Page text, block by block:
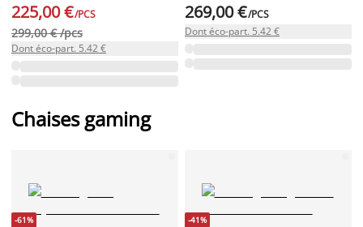
225,00 €/PCS
299,00 € /pcs
Dont éco-part. 5.42 €
269,00 €/PCS
Dont éco-part. 5.42 €
Chaises gaming
-61%
-41%